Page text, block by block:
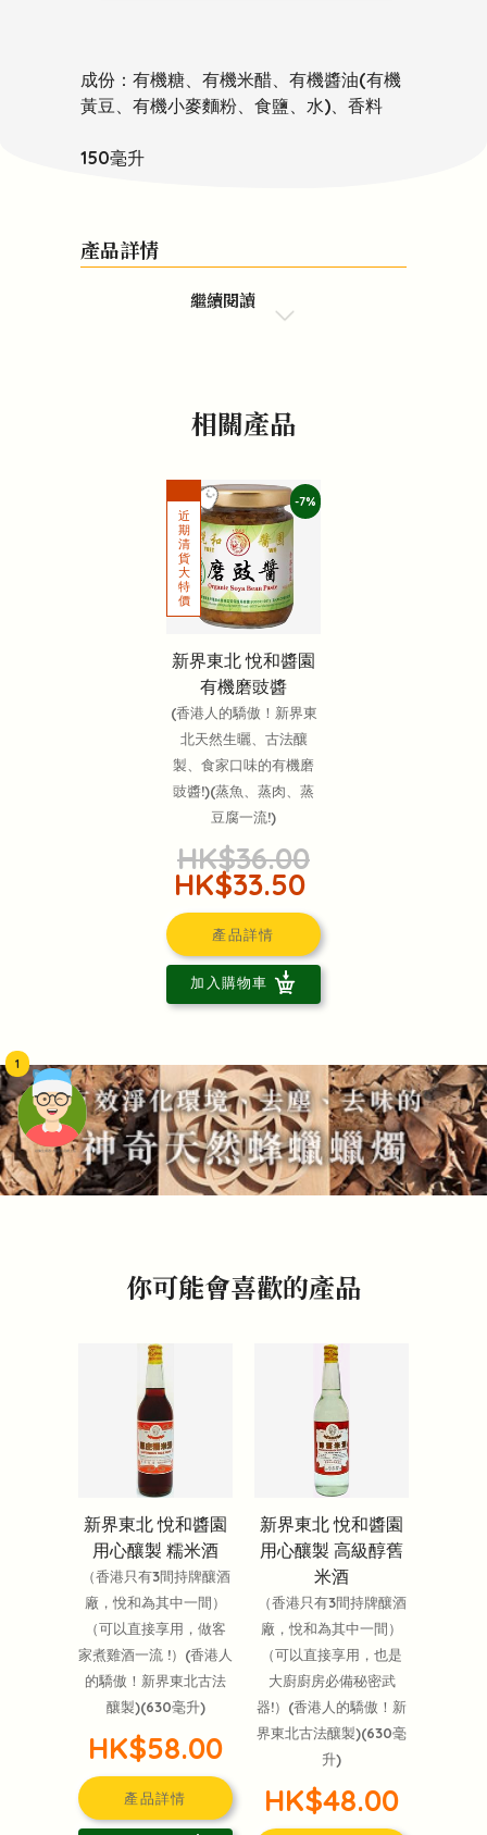
頭像生成器: 快樂家庭網上店
1
成份：有機糖、有機米醋、有機醬油(有機
黃豆、有機小麥麵粉、食鹽、水)、香料
150毫升
產品詳情
繼續閱讀
相關產品
-7%
新界東北 悅和醬園
有機磨豉醬
(香港人的驕傲！新界東
北天然生曬、古法釀
製、食家口味的有機磨
豉醬!)(蒸魚、蒸肉、蒸
豆腐一流!)
HK$36.00
HK$33.50
產品詳情
加入購物車
你可能會喜歡的產品
新界東北 悅和醬園
用心釀製 糯米酒
（香港只有3間持牌釀酒
廠，悅和為其中一間）
（可以直接享用，做客
家煮雞酒一流 !）(香港人
的驕傲！新界東北古法
釀製)(630毫升)
HK$58.00
產品詳情
新界東北 悅和醬園
用心釀製 高級醇舊
米酒
（香港只有3間持牌釀酒
廠，悅和為其中一間）
（可以直接享用，也是
大廚廚房必備秘密武
器!）(香港人的驕傲！新
界東北古法釀製)(630毫
升)
HK$48.00